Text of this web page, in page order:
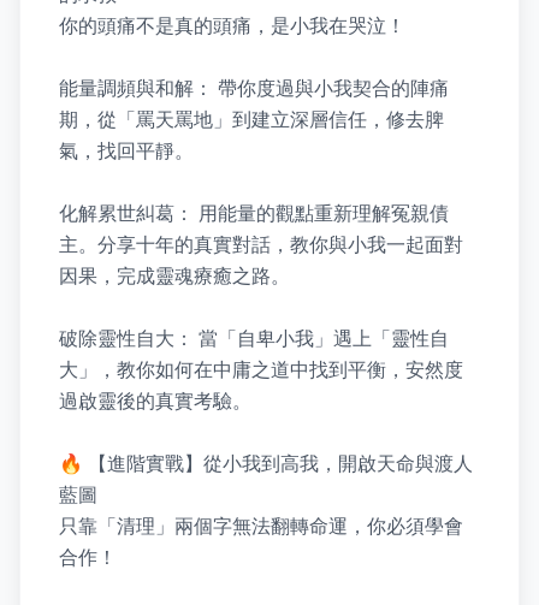
你的頭痛不是真的頭痛，是小我在哭泣！
能量調頻與和解： 帶你度過與小我契合的陣痛
期，從「罵天罵地」到建立深層信任，修去脾
氣，找回平靜。
化解累世糾葛： 用能量的觀點重新理解冤親債
主。分享十年的真實對話，教你與小我一起面對
因果，完成靈魂療癒之路。
破除靈性自大： 當「自卑小我」遇上「靈性自
大」，教你如何在中庸之道中找到平衡，安然度
過啟靈後的真實考驗。
🔥 【進階實戰】從小我到高我，開啟天命與渡人
藍圖
只靠「清理」兩個字無法翻轉命運，你必須學會
合作！